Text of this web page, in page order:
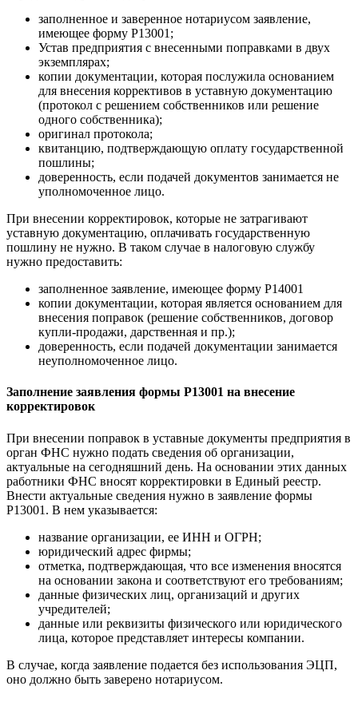
заполненное и заверенное нотариусом заявление,
имеющее форму Р13001;
Устав предприятия с внесенными поправками в двух
экземплярах;
копии документации, которая послужила основанием
для внесения коррективов в уставную документацию
(протокол с решением собственников или решение
одного собственника);
оригинал протокола;
квитанцию, подтверждающую оплату государственной
пошлины;
доверенность, если подачей документов занимается не
уполномоченное лицо.
При внесении корректировок, которые не затрагивают
уставную документацию, оплачивать государственную
пошлину не нужно. В таком случае в налоговую службу
нужно предоставить:
заполненное заявление, имеющее форму Р14001
копии документации, которая является основанием для
внесения поправок (решение собственников, договор
купли-продажи, дарственная и пр.);
доверенность, если подачей документации занимается
неуполномоченное лицо.
Заполнение заявления формы Р13001 на внесение
корректировок
При внесении поправок в уставные документы предприятия в
орган ФНС нужно подать сведения об организации,
актуальные на сегодняшний день. На основании этих данных
работники ФНС вносят корректировки в Единый реестр.
Внести актуальные сведения нужно в заявление формы
Р13001. В нем указывается:
название организации, ее ИНН и ОГРН;
юридический адрес фирмы;
отметка, подтверждающая, что все изменения вносятся
на основании закона и соответствуют его требованиям;
данные физических лиц, организаций и других
учредителей;
данные или реквизиты физического или юридического
лица, которое представляет интересы компании.
В случае, когда заявление подается без использования ЭЦП,
оно должно быть заверено нотариусом.